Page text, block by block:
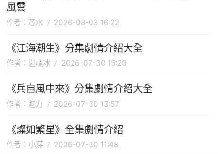
風雲
作者：芯水 2026-08-03 16:22
《江海潮生》分集劇情介紹大全
作者：迷魂冰 2026-07-30 15:20
《兵自風中來》分集劇情介紹大全
作者：魅力 2026-07-30 13:57
《燦如繁星》全集劇情介紹
作者：小蝶 2026-07-30 11:48